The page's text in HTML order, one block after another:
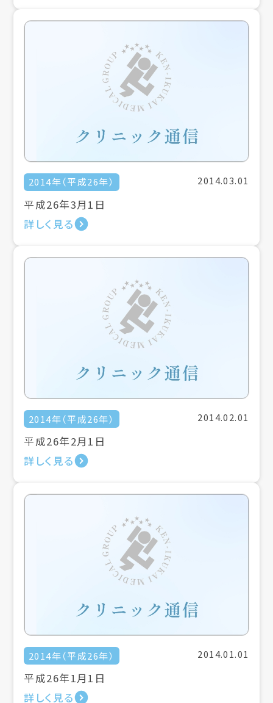
2014年（平成26年） 2014.03.01
平成26年3月1日
詳しく見る
2014年（平成26年） 2014.02.01
平成26年2月1日
詳しく見る
2014年（平成26年） 2014.01.01
平成26年1月1日
詳しく見る